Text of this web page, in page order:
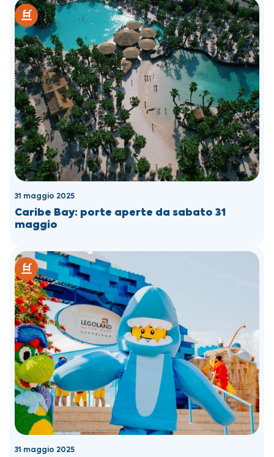
31 maggio 2025
Caribe Bay: porte aperte da sabato 31
maggio
31 maggio 2025